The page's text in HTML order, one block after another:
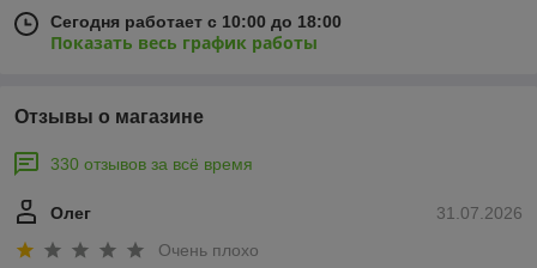
Сегодня работает с 10:00 до 18:00
Показать весь график работы
Отзывы о магазине
330 отзывов за всё время
31.07.2026
Олег
Очень плохо